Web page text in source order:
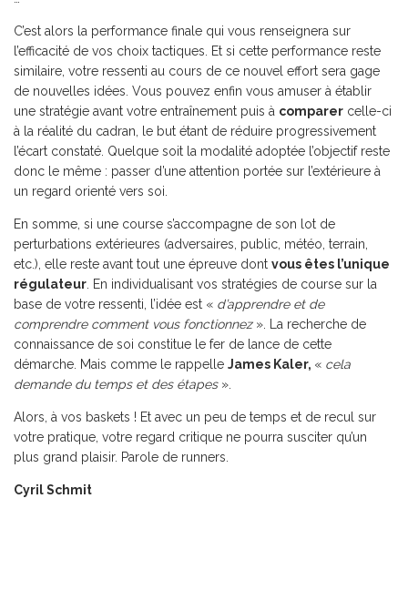
C’est alors la performance finale qui vous renseignera sur
l’efficacité de vos choix tactiques. Et si cette performance reste
similaire, votre ressenti au cours de ce nouvel effort sera gage
de nouvelles idées. Vous pouvez enfin vous amuser à établir
une stratégie avant votre entraînement puis à comparer celle-ci
à la réalité du cadran, le but étant de réduire progressivement
l’écart constaté. Quelque soit la modalité adoptée l’objectif reste
donc le même : passer d’une attention portée sur l’extérieure à
un regard orienté vers soi.
En somme, si une course s’accompagne de son lot de
perturbations extérieures (adversaires, public, météo, terrain,
etc.), elle reste avant tout une épreuve dont vous êtes l’unique
régulateur . En individualisant vos stratégies de course sur la
base de votre ressenti, l’idée est « d’apprendre et de
comprendre comment vous fonctionnez ». La recherche de
connaissance de soi constitue le fer de lance de cette
démarche. Mais comme le rappelle James Kaler, « cela
demande du temps et des étapes ».
Alors, à vos baskets ! Et avec un peu de temps et de recul sur
votre pratique, votre regard critique ne pourra susciter qu’un
plus grand plaisir. Parole de runners.
Cyril Schmit